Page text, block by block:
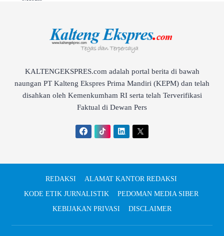
KALTENGEKSPRES.com adalah portal berita di bawah
naungan PT Kalteng Ekspres Prima Mandiri (KEPM) dan telah
disahkan oleh Kemenkumham RI serta telah Terverifikasi
Faktual di Dewan Pers
REDAKSI
ALAMAT KANTOR REDAKSI
KODE ETIK JURNALISTIK
PEDOMAN MEDIA SIBER
KEBIJAKAN PRIVASI
DISCLAIMER